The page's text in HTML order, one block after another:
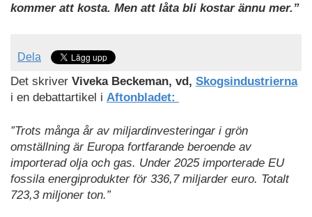
kommer att kosta. Men att låta bli kostar ännu mer.”
Dela
Det skriver Viveka Beckeman, vd, Skogsindustrierna
i en debattartikel i Aftonbladet:
”Trots många år av miljardinvesteringar i grön
omställning är Europa fortfarande beroende av
importerad olja och gas. Under 2025 importerade EU
fossila energiprodukter för 336,7 miljarder euro. Totalt
723,3 miljoner ton.”